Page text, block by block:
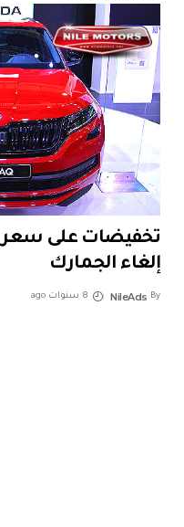
تخفيضات على سعر
إلغاء الجمارك
By
NileAds 8 سنوات ago